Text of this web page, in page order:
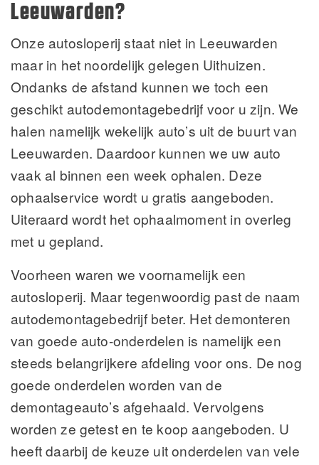
Leeuwarden?
Onze autosloperij staat niet in Leeuwarden
maar in het noordelijk gelegen Uithuizen.
Ondanks de afstand kunnen we toch een
geschikt autodemontagebedrijf voor u zijn. We
halen namelijk wekelijk auto’s uit de buurt van
Leeuwarden. Daardoor kunnen we uw auto
vaak al binnen een week ophalen. Deze
ophaalservice wordt u gratis aangeboden.
Uiteraard wordt het ophaalmoment in overleg
met u gepland.
Voorheen waren we voornamelijk een
autosloperij. Maar tegenwoordig past de naam
autodemontagebedrijf beter. Het demonteren
van goede auto-onderdelen is namelijk een
steeds belangrijkere afdeling voor ons. De nog
goede onderdelen worden van de
demontageauto’s afgehaald. Vervolgens
worden ze getest en te koop aangeboden. U
heeft daarbij de keuze uit onderdelen van vele